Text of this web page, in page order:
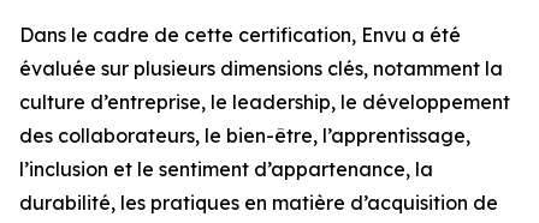
Dans le cadre de cette certification, Envu a été
évaluée sur plusieurs dimensions clés, notamment la
culture d’entreprise, le leadership, le développement
des collaborateurs, le bien-être, l’apprentissage,
l’inclusion et le sentiment d’appartenance, la
durabilité, les pratiques en matière d’acquisition de